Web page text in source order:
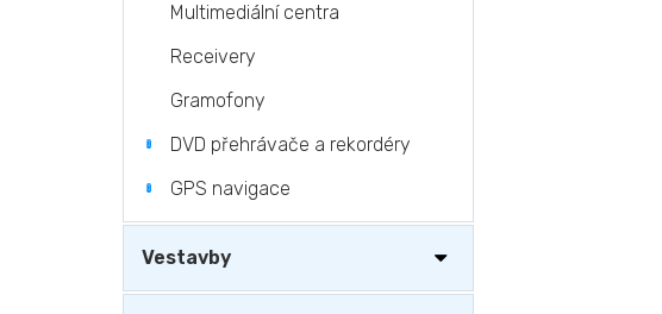
Multimediální centra
Receivery
Gramofony
DVD přehrávače a rekordéry
GPS navigace
Vestavby